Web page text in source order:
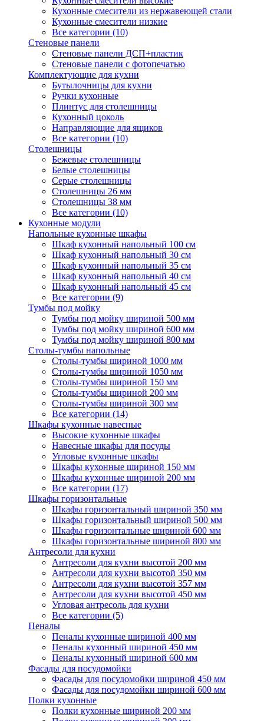
Кухонные смесители из нержавеющей стали
Кухонные смесители низкие
Все категории (10)
Стеновые панели
Стеновые панели ДСП+пластик
Стеновые панели с фотопечатью
Комплектующие для кухни
Бутылочницы для кухни
Ручки кухонные
Плинтус для столешницы
Кухонный цоколь
Направляющие для ящиков
Все категории (10)
Столешницы
Бежевые столешницы
Белые столешницы
Серые столешницы
Столешницы 26 мм
Столешницы 38 мм
Все категории (10)
Кухонные модули
Напольные кухонные шкафы
Шкаф кухонный напольный 100 см
Шкаф кухонный напольный 30 см
Шкаф кухонный напольный 35 см
Шкаф кухонный напольный 40 см
Шкаф кухонный напольный 45 см
Все категории (9)
Тумбы под мойку
Тумбы под мойку шириной 500 мм
Тумбы под мойку шириной 600 мм
Тумбы под мойку шириной 800 мм
Столы-тумбы напольные
Столы-тумбы шириной 1000 мм
Столы-тумбы шириной 1050 мм
Столы-тумбы шириной 150 мм
Столы-тумбы шириной 200 мм
Столы-тумбы шириной 300 мм
Все категории (14)
Шкафы кухонные навесные
Высокие кухонные шкафы
Навесные шкафы для посуды
Угловые кухонные шкафы
Шкафы кухонные шириной 150 мм
Шкафы кухонные шириной 200 мм
Все категории (17)
Шкафы горизонтальные
Шкафы горизонтальный шириной 350 мм
Шкафы горизонтальный шириной 500 мм
Шкафы горизонтальные шириной 600 мм
Шкафы горизонтальные шириной 800 мм
Антресоли для кухни
Антресоли для кухни высотой 200 мм
Антресоли для кухни высотой 350 мм
Антресоли для кухни высотой 357 мм
Антресоли для кухни высотой 450 мм
Угловая антресоль для кухни
Все категории (5)
Пеналы
Пеналы кухонные шириной 400 мм
Пеналы кухонный шириной 450 мм
Пеналы кухонный шириной 600 мм
Фасады для посудомойки
Фасады для посудомойки шириной 450 мм
Фасады для посудомойки шириной 600 мм
Полки кухонные
Полки кухонные шириной 200 мм